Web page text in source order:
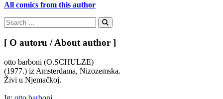
All comics from this author
Search
for:
Search
[ O autoru / About author ]
otto barboni (O.SCHULZE)
(1977.) iz Amsterdama, Nizozemska.
Živi u Njemačkoj.